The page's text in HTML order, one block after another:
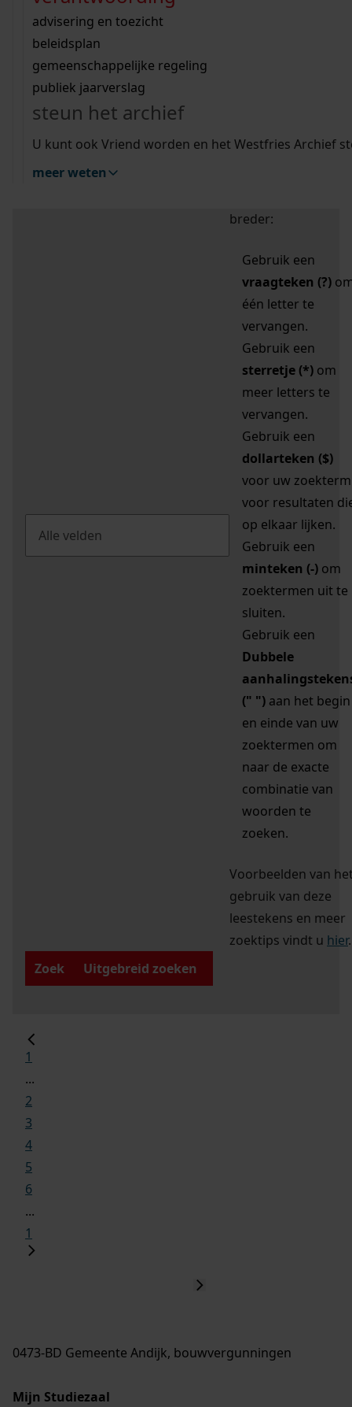
bouwvergunningen
omgevingsvergunningen
vergunningen
beeld en geluid
uitleg nodig?
Wij helpen u op weg met een aantal zoektips.
bekijk alle zoektips
Wij helpen u op weg met een aantal zoektips.
bekijk alle zoektips
bekijk ons geschiedenislokaal
advisering en toezicht
beleidsplan
gemeenschappelijke regeling
publiek jaarverslag
steun het archief
U kunt ook Vriend worden en het Westfries Archief
meer weten
zoektips
Mijn Studiezaal (inloggen)
uw zoekopdracht te
breder:
Gebruik een
vraagteken (?)
één letter te
vervangen.
Gebruik een
sterretje (*) om
meer letters te
vervangen.
Gebruik een
dollarteken ($)
voor uw zoekterm
voor resultaten
op elkaar lijken.
Gebruik een
minteken (-) om
zoektermen uit te
sluiten.
Gebruik een
Dubbele
(" ") aan het begin
en einde van uw
zoektermen om
naar de exacte
combinatie van
woorden te
zoeken.
Voorbeelden van
gebruik van deze
leestekens en meer
zoektips vindt u hier.
Zoek
Uitgebreid zoeken
1
...
2
3
4
5
6
...
1
0473-BD Gemeente Andijk, bouwvergunningen
Mijn Studiezaal